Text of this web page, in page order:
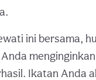
ini bersama,
Ikatan Anda